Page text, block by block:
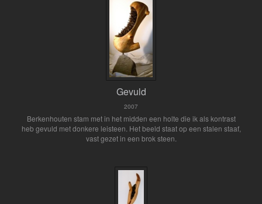
Gevuld
2007
Berkenhouten stam met in het midden een holte die ik als kontrast
heb gevuld met donkere leisteen. Het beeld staat op een stalen staaf,
vast gezet in een brok steen.